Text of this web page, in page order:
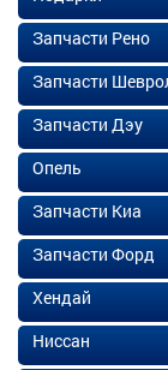
Запчасти Рено
Запчасти
Запчасти Дэу
Опель
Запчасти Киа
Запчасти Форд
Хендай
Ниссан